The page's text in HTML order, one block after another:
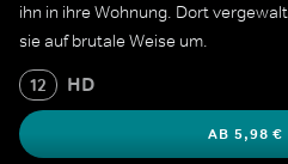
ihn in ihre Wohnung. Dort
sie auf brutale Weise um.
12 HD
AB 5,98 €